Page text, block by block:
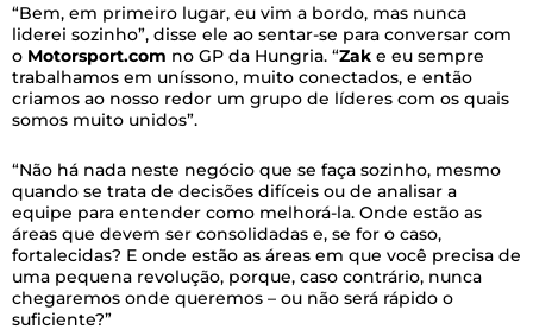
“Bem, em primeiro lugar, eu vim a bordo, mas nunca
liderei sozinho”, disse ele ao sentar-se para conversar com
o Motorsport.com no GP da Hungria. “Zak e eu sempre
trabalhamos em uníssono, muito conectados, e então
criamos ao nosso redor um grupo de líderes com os quais
somos muito unidos”.
“Não há nada neste negócio que se faça sozinho, mesmo
quando se trata de decisões difíceis ou de analisar a
equipe para entender como melhorá-la. Onde estão as
áreas que devem ser consolidadas e, se for o caso,
fortalecidas? E onde estão as áreas em que você precisa de
uma pequena revolução, porque, caso contrário, nunca
chegaremos onde queremos – ou não será rápido o
suficiente?”